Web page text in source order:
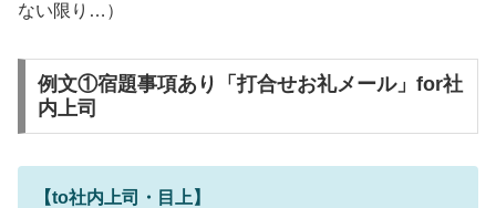
ない限り…）
例文①宿題事項あり「打合せお礼メール」for社
内上司
【to社内上司・目上】